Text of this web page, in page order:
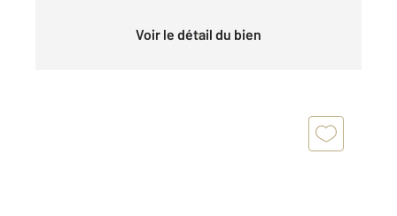
Voir le détail du bien